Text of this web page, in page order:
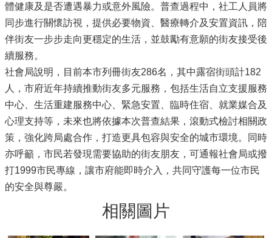
體健康及是否遭遇暴力或意外風險。普查過程中，社工人員將
同步進行關懷訪視，提供必要物資、醫療轉介及安置資訊，陪
伴街友一步步走向更穩定的生活，並鼓勵有意願的街友接受後
續服務。
社會局說明，目前本市列冊街友286名，其中露宿街頭計182
人，市府近年持續推動街友多元服務，包括生活自立支援服務
中心、生活重建服務中心、緊急安置、臨時住宿、就業媒合及
心理支持等，未來也將依據本次普查結果，滾動式檢討相關政
策，強化跨局處合作，打造更具包容與安全的城市環境。同時
亦呼籲，市民若發現需要協助的街友朋友，可通報社會局或撥
打1999市民專線，讓市府能即時介入，共同守護每一位市民
的安全與尊嚴。
相關圖片